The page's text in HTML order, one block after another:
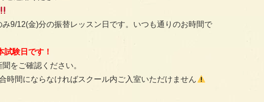
9/12(金)分の振替レッスン日です。いつも通りのお時間で
試験日です！
をご確認ください。
時間にならなければスクール内ご入室いただけません